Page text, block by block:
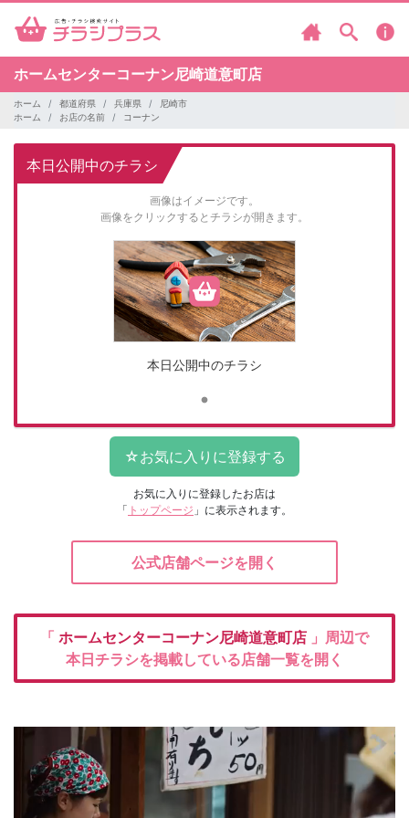
ホームセンターコーナン尼崎道意町店
ホーム 都道府県 兵庫県
尼崎市
ホーム
お店の名前 コーナン
本日公開中のチラシ
画像はイメージです。
画像をクリックするとチラシが開きます。
本日公開中のチラシ
お気に入りに登録したお店は
「 トップページ 」に表示されます。
公式店舗ページを開く
「 ホームセンターコーナン尼崎道意町店 」周辺で
本日チラシを掲載している店舗一覧を開く